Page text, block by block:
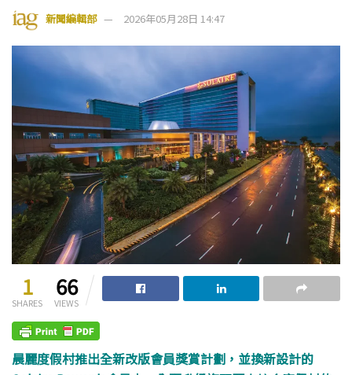
新聞編輯部 2026年05月28日 14:47
1
SHARES
66
VIEWS
晨麗度假村推出全新改版會員獎賞計劃，並換新設計的